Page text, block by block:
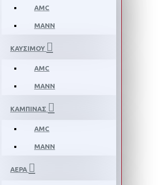
AMC
MANN
ΚΑΥΣΙΜΟΥ
AMC
MANN
ΚΑΜΠΙΝΑΣ
AMC
MANN
ΑΕΡΑ